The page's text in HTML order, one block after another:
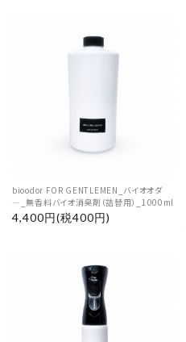
bioodor FOR GENTLEMEN_バイオオダ
―_無香料バイオ消臭剤（詰替用）_1000ml
4,400円(税400円)